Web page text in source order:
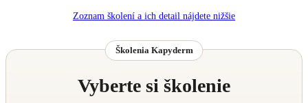
Zoznam školení a ich detail nájdete nižšie
Školenia Kapyderm
Vyberte si školenie